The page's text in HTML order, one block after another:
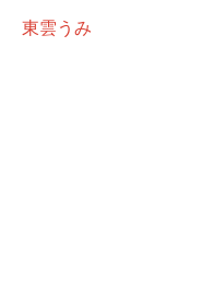
東雲うみ